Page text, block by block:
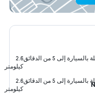
إلى 5 من الدقائق
2.6
كيلومتر
إلى 5 من الدقائق
2.6
كيلومتر